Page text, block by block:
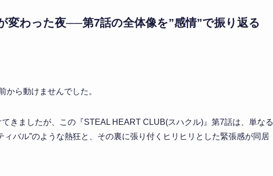
変わった夜──第7話の全体像を”感情”で振り返る
から動けませんでした。
きましたが、この『STEAL HEART CLUB(スハクル)』第7話は、単なる
ィバル”のような熱狂と、その裏に張り付くヒリヒリとした緊張感が同居